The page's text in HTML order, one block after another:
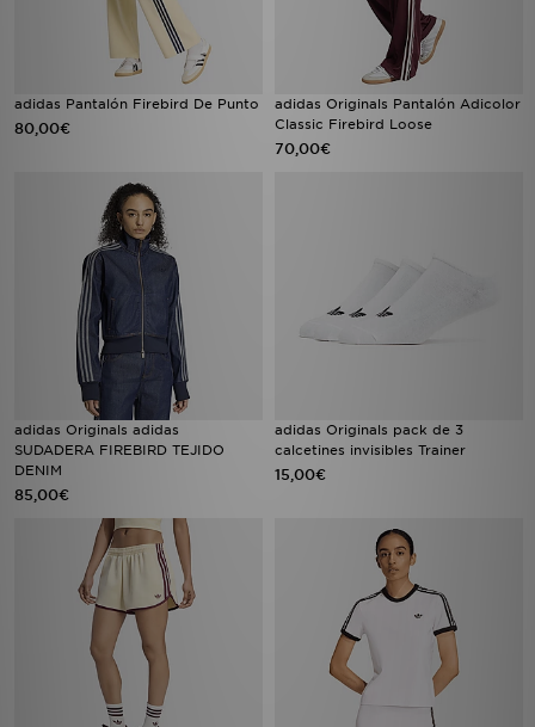
adidas Pantalón Firebird De Punto
80,00€
adidas Originals Pantalón Adicolor
Classic Firebird Loose
70,00€
adidas Originals adidas
SUDADERA FIREBIRD TEJIDO
DENIM
85,00€
adidas Originals pack de 3
calcetines invisibles Trainer
15,00€